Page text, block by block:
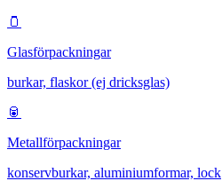
🫙
Glasförpackningar
burkar, flaskor (ej dricksglas)
🥫
Metallförpackningar
konservburkar, aluminiumformar, lock